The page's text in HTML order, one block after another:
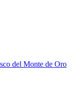
del Monte de Oro